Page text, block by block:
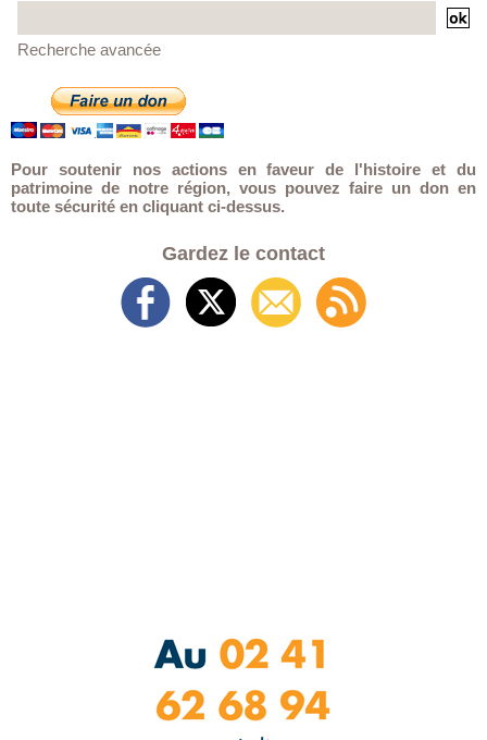
Recherche avancée
Pour soutenir nos actions en faveur de l'histoire et du
patrimoine de notre région, vous pouvez faire un don en
toute sécurité en cliquant ci-dessus.
Gardez le contact